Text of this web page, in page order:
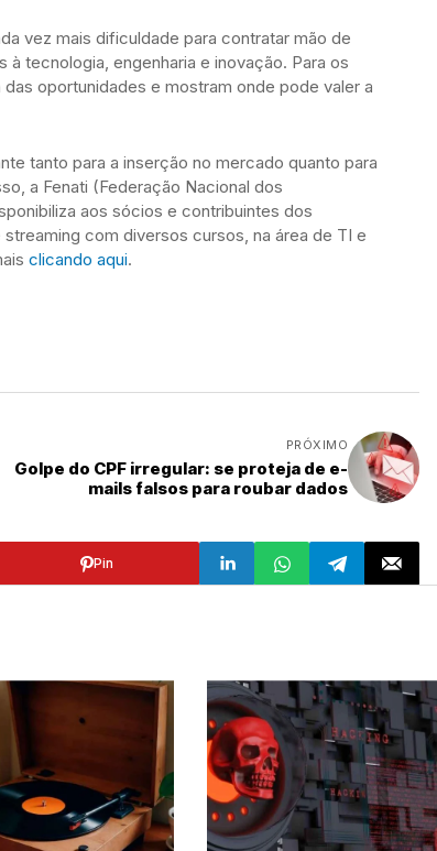
vez mais dificuldade para contratar mão de
tecnologia, engenharia e inovação. Para os
oportunidades e mostram onde pode valer a
tanto para a inserção no mercado quanto para
a Fenati (Federação Nacional dos
aos sócios e contribuintes dos
com diversos cursos, na área de TI e
clicando aqui.
PRÓXIMO
Golpe do CPF irregular: se proteja de e-
mails falsos para roubar dados
Pin